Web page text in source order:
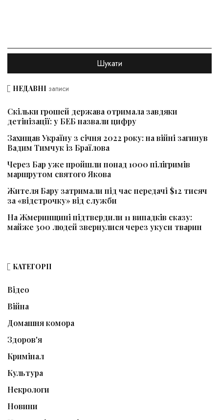
НЕДАВНІ записи
Скільки грошей держава отримала завдяки
детінізації: у БЕБ назвали цифру
Захищав Україну з січня 2022 року: на війні загинув
Вадим Тимчук із Браїлова
Через Бар уже пройшли понад 1000 пілігримів
маршрутом святого Якова
Жителя Бару затримали під час передачі $12 тисяч
за «відстрочку» від служби
На Жмеринщині підтвердили 11 випадків сказу:
майже 300 людей звернулися через укуси тварин
КАТЕГОРІЇ
Відео
Війна
Домашня комора
Здоров'я
Кримінал
Культура
Некрологи
Новини